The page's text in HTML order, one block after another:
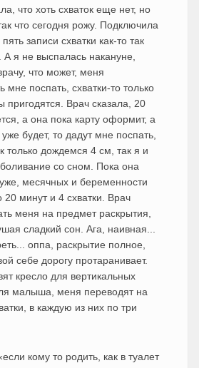
что хоть схваток еще нет, но
что сегодня рожу. Подключила
записи схватки как-то так
А я не выспалась накануне,
что может, меня
мне поспать, схватки-то только
пригодятся. Врач сказала, 20
а она пока карту оформит, а
будет, то дадут мне поспать,
только дождемся 4 см, так я и
со сном. Пока она
месячных и беременности
минут и 4 схватки. Врач
меня на предмет раскрытия,
сладкий сон. Ага, наивная...
оппа, раскрытие полное,
себе дорогу протаранивает.
кресло для вертикальных
малыша, меня переводят на
в каждую из них по три
кому то родить, как в туалет